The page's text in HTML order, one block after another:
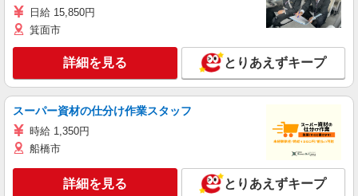
日給 15,850円
箕面市
詳細を見る とりあえずキープ
スーパー資材の仕分け作業スタッフ
時給 1,350円
船橋市
詳細を見る とりあえずキープ